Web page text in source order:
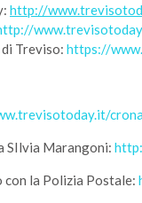
http://
Treviso: https://
SIlvia Marangoni:
con la Polizia Postale: